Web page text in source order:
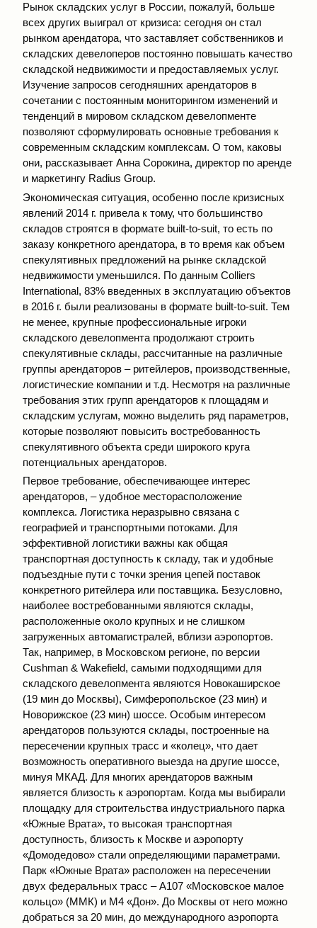
Рынок складских услуг в России, пожалуй, больше
всех других выиграл от кризиса: сегодня он стал
рынком арендатора, что заставляет собственников и
складских девелоперов постоянно повышать качество
складской недвижимости и предоставляемых услуг.
Изучение запросов сегодняшних арендаторов в
сочетании с постоянным мониторингом изменений и
тенденций в мировом складском девелопменте
позволяют сформулировать основные требования к
современным складским комплексам. О том, каковы
они, рассказывает Анна Сорокина, директор по аренде
и маркетингу Radius Group.
Экономическая ситуация, особенно после кризисных
явлений 2014 г. привела к тому, что большинство
складов строятся в формате built-to-suit, то есть по
заказу конкретного арендатора, в то время как объем
спекулятивных предложений на рынке складской
недвижимости уменьшился. По данным Colliers
International, 83% введенных в эксплуатацию объектов
в 2016 г. были реализованы в формате built-to-suit. Тем
не менее, крупные профессиональные игроки
складского девелопмента продолжают строить
спекулятивные склады, рассчитанные на различные
группы арендаторов – ритейлеров, производственные,
логистические компании и т.д. Несмотря на различные
требования этих групп арендаторов к площадям и
складским услугам, можно выделить ряд параметров,
которые позволяют повысить востребованность
спекулятивного объекта среди широкого круга
потенциальных арендаторов.
Первое требование, обеспечивающее интерес
арендаторов, – удобное месторасположение
комплекса. Логистика неразрывно связана с
географией и транспортными потоками. Для
эффективной логистики важны как общая
транспортная доступность к складу, так и удобные
подъездные пути с точки зрения цепей поставок
конкретного ритейлера или поставщика. Безусловно,
наиболее востребованными являются склады,
расположенные около крупных и не слишком
загруженных автомагистралей, вблизи аэропортов.
Так, например, в Московском регионе, по версии
Cushman & Wakefield, самыми подходящими для
складского девелопмента являются Новокаширское
(19 мин до Москвы), Симферопольское (23 мин) и
Новорижское (23 мин) шоссе. Особым интересом
арендаторов пользуются склады, построенные на
пересечении крупных трасс и «колец», что дает
возможность оперативного выезда на другие шоссе,
минуя МКАД. Для многих арендаторов важным
является близость к аэропортам. Когда мы выбирали
площадку для строительства индустриального парка
«Южные Врата», то высокая транспортная
доступность, близость к Москве и аэропорту
«Домодедово» стали определяющими параметрами.
Парк «Южные Врата» расположен на пересечении
двух федеральных трасс – А107 «Московское малое
кольцо» (ММК) и М4 «Дон». До Москвы от него можно
добраться за 20 мин, до международного аэропорта